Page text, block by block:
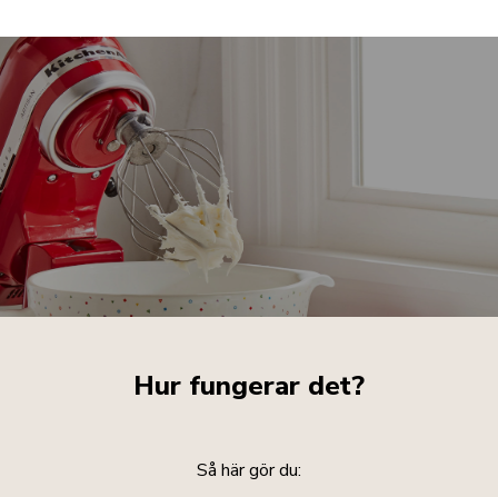
Hur fungerar det?
Så här gör du: